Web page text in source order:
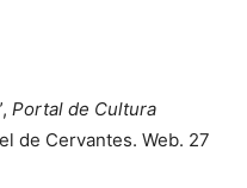
Portal de Cultura
de Cervantes. Web. 27